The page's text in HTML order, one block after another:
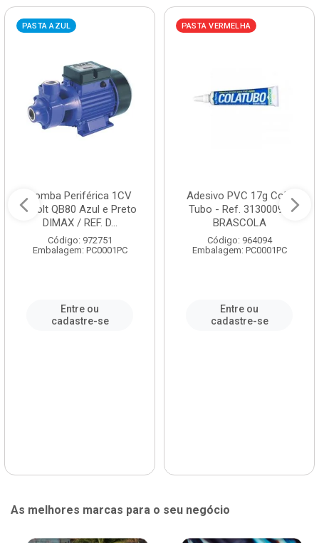
PASTA AZUL
Bomba Periférica 1CV
Bivolt QB80 Azul e Preto
DIMAX / REF. D...
Código: 972751
Embalagem: PC0001PC
Entre ou
cadastre-se
PASTA VERMELHA
Adesivo PVC 17g Cola
Tubo - Ref. 3130009 -
BRASCOLA
Código: 964094
Embalagem: PC0001PC
Entre ou
cadastre-se
As melhores marcas para o seu negócio